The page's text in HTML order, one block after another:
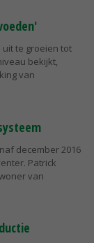
te groeien tot
bekijkt,
van
december 2016
Patrick
van